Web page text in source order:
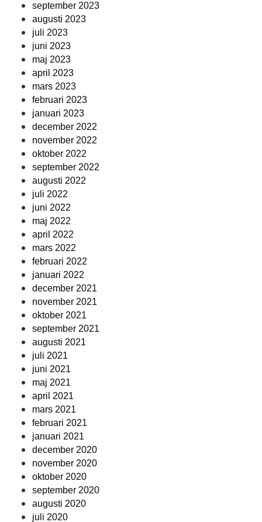
september 2023
augusti 2023
juli 2023
juni 2023
maj 2023
april 2023
mars 2023
februari 2023
januari 2023
december 2022
november 2022
oktober 2022
september 2022
augusti 2022
juli 2022
juni 2022
maj 2022
april 2022
mars 2022
februari 2022
januari 2022
december 2021
november 2021
oktober 2021
september 2021
augusti 2021
juli 2021
juni 2021
maj 2021
april 2021
mars 2021
februari 2021
januari 2021
december 2020
november 2020
oktober 2020
september 2020
augusti 2020
juli 2020